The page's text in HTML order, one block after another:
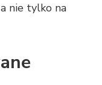
nie tylko na